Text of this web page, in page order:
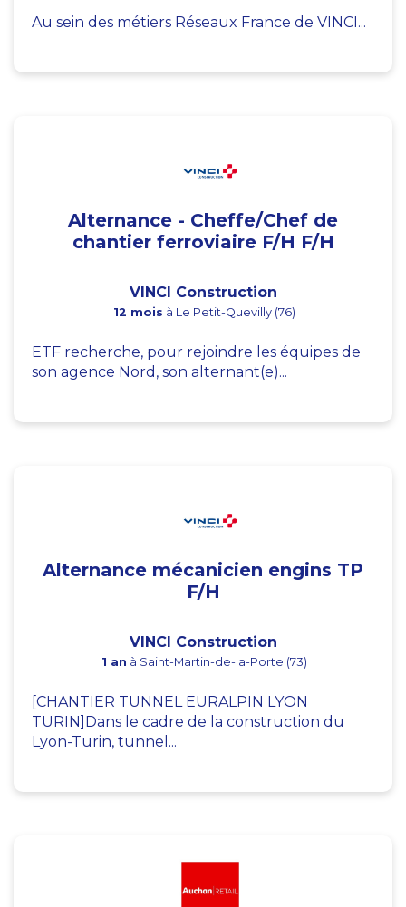
Au sein des métiers Réseaux France de VINCI...
Alternance - Cheffe/Chef de
chantier ferroviaire F/H F/H
VINCI Construction
12 mois à Le Petit-Quevilly (76)
ETF recherche, pour rejoindre les équipes de
son agence Nord, son alternant(e)...
Alternance mécanicien engins TP
F/H
VINCI Construction
1 an à Saint-Martin-de-la-Porte (73)
[CHANTIER TUNNEL EURALPIN LYON
TURIN]Dans le cadre de la construction du
Lyon-Turin, tunnel...